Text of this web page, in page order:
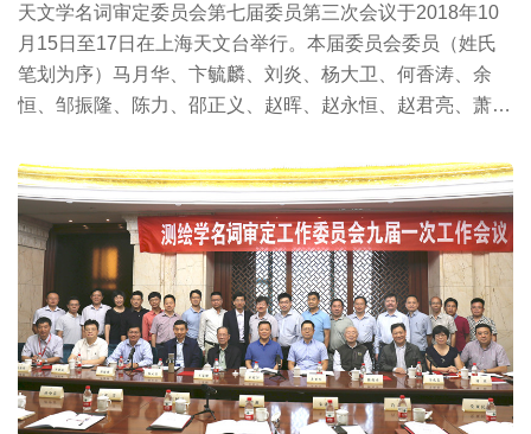
天文学名词审定委员会第七届委员第三次会议于2018年10
月15日至17日在上海天文台举行。本届委员会委员（姓氏
笔划为序）马月华、卞毓麟、刘炎、杨大卫、何香涛、余
恒、邹振隆、陈力、邵正义、赵晖、赵永恒、赵君亮、萧耐